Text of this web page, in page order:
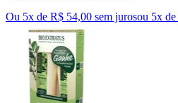
Ou 5x de R$ 54,00 sem jurosou 5x de